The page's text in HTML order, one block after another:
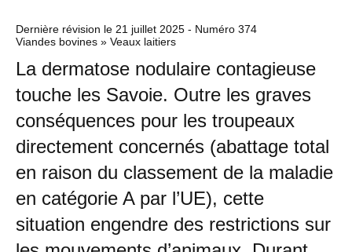
Dernière révision le 21 juillet 2025 - Numéro 374
Viandes bovines » Veaux laitiers
La dermatose nodulaire contagieuse
touche les Savoie. Outre les graves
conséquences pour les troupeaux
directement concernés (abattage total
en raison du classement de la maladie
en catégorie A par l’UE), cette
situation engendre des restrictions sur